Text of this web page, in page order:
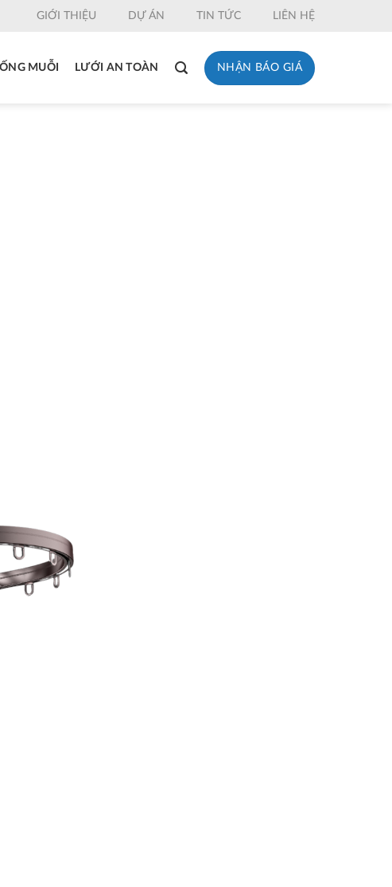
GIỚI THIỆU DỰ ÁN TIN TỨC LIÊN HỆ
MUỖI LƯỚI AN TOÀN NHẬN BÁO GIÁ